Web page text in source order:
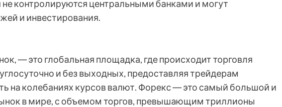
контролируются центральными банками и могут
и инвестирования.
― это глобальная площадка, где происходит торговля
и без выходных, предоставляя трейдерам
на колебаниях курсов валют. Форекс ― это самый большой и
в мире, с объемом торгов, превышающим триллионы